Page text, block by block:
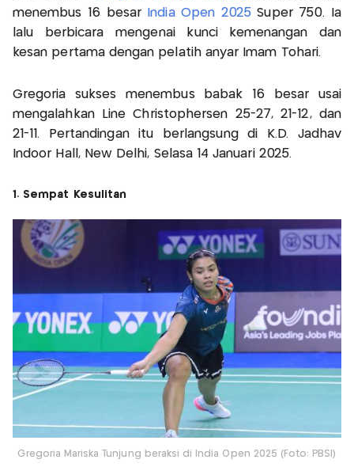
menembus 16 besar
India Open 2025Super 750. Ia
lalu berbicara mengenai kunci kemenangan dan
kesan pertama dengan pelatih anyar Imam Tohari.
Gregoria sukses menembus babak 16 besar usai
mengalahkan Line Christophersen 25-27, 21-12, dan
21-11. Pertandingan itu berlangsung di K.D. Jadhav
Indoor Hall, New Delhi, Selasa 14 Januari 2025.
1. Sempat Kesulitan
Gregoria Mariska Tunjung beraksi di India Open 2025 (Foto: PBSI)